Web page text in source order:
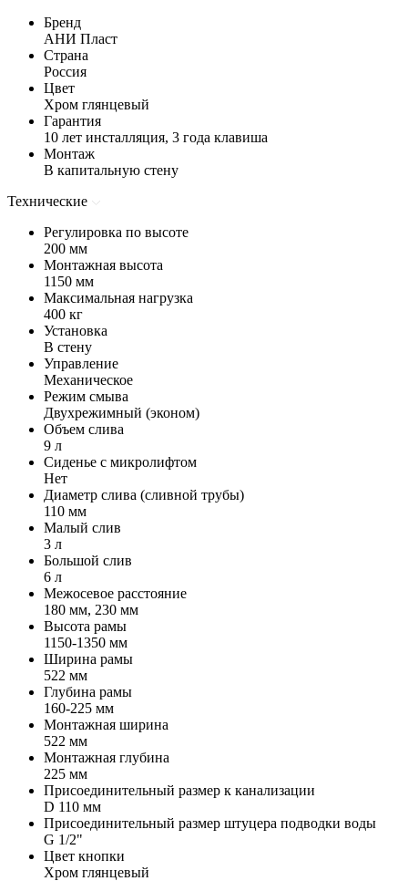
Бренд
АНИ Пласт
Страна
Россия
Цвет
Хром глянцевый
Гарантия
10 лет инсталляция, 3 года клавиша
Монтаж
В капитальную стену
Технические
Регулировка по высоте
200 мм
Монтажная высота
1150 мм
Максимальная нагрузка
400 кг
Установка
В стену
Управление
Механическое
Режим смыва
Двухрежимный (эконом)
Объем слива
9 л
Сиденье с микролифтом
Нет
Диаметр слива (сливной трубы)
110 мм
Малый слив
3 л
Большой слив
6 л
Межосевое расстояние
180 мм, 230 мм
Высота рамы
1150-1350 мм
Ширина рамы
522 мм
Глубина рамы
160-225 мм
Монтажная ширина
522 мм
Монтажная глубина
225 мм
Присоединительный размер к канализации
D 110 мм
Присоединительный размер штуцера подводки воды
G 1/2"
Цвет кнопки
Хром глянцевый